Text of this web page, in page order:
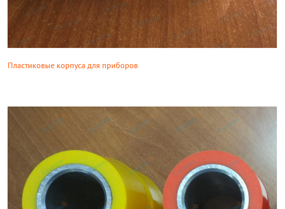
Пластиковые корпуса для приборов